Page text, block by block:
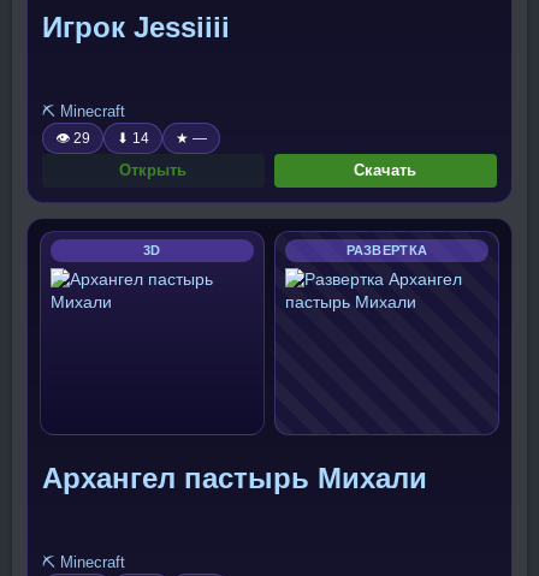
Игрок Jessiiii
⛏️ Minecraft
👁 29 ⬇ 14 ★ —
Открыть Скачать
3D РАЗВЕРТКА
Архангел пастырь Михали
⛏️ Minecraft